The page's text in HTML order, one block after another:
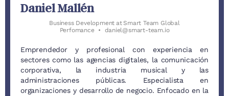
Daniel Mallén
Business Development atSmart Team Global
Perfomance
• daniel@smart-team.io
Emprendedor y profesional con experiencia en
sectores como las agencias digitales, la comunicación
corporativa, la industria musical y las
administraciones públicas. Especialista en
organizaciones y desarrollo de negocio. Enfocado en la